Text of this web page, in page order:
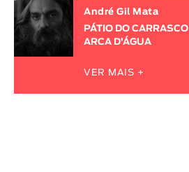
André Gil Mata
PÁTIO DO CARRASCO
ARCA D’ÁGUA
VER MAIS +